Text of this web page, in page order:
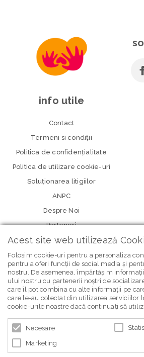
info utile
Contact
Termeni si condiţii
Politica de confidenţialitate
Politica de utilizare cookie-uri
Soluționarea litigiilor
ANPC
Despre Noi
Parteneri
newsletter Bebe
Acest site web utilizează
Folosim cookie-uri pentru a personaliza
pentru a oferi funcții de social media și
nostru. De asemenea, împărtășim
ului nostru cu partenerii noștri de
care îl pot combina cu alte informații pe
care le-au colectat din utilizarea serviciilor
cookie-urile noastre dacă continuați să
Necesare
Marketing